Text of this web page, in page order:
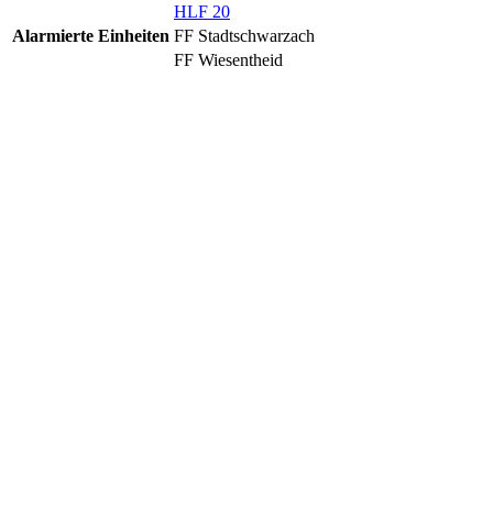
HLF 20
Alarmierte Einheiten FF Stadtschwarzach
FF Wiesentheid